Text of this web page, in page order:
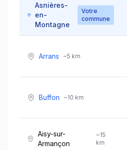
Asnières-
en-
Montagne
Votre
commune
Arrans ~5 km
Buffon ~10 km
Aisy-sur-
Armançon
~15
km